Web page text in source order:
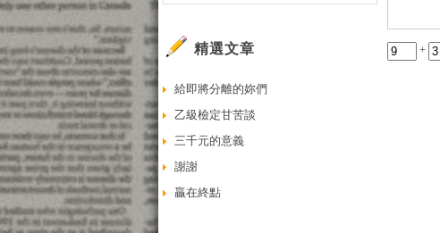
+
精選文章
給即將分離的妳們
乙級檢定甘苦談
三千元的意義
謝謝
贏在終點